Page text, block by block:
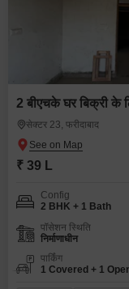
2 बीएचके घर बिक्री के
सेक्टर 23, फरीदाबाद
₹ 39 L
Config
2 BHK + 1 Bath
पॉसेशन स्थिति
निर्माणाधीन
पार्किंग
1 Covered + 1